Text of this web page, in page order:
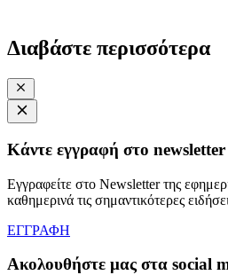
Διαβάστε περισσότερα
Κάντε εγγραφή στο
Εγγραφείτε στο Newsletter της
καθημερινά τις σημαντικότερες
ΕΓΓΡΑΦΗ
Ακολουθήστε μας στα social